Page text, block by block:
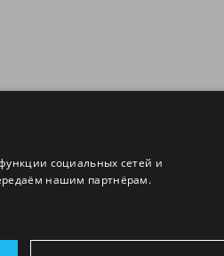
социальных сетей и
нашим партнёрам.